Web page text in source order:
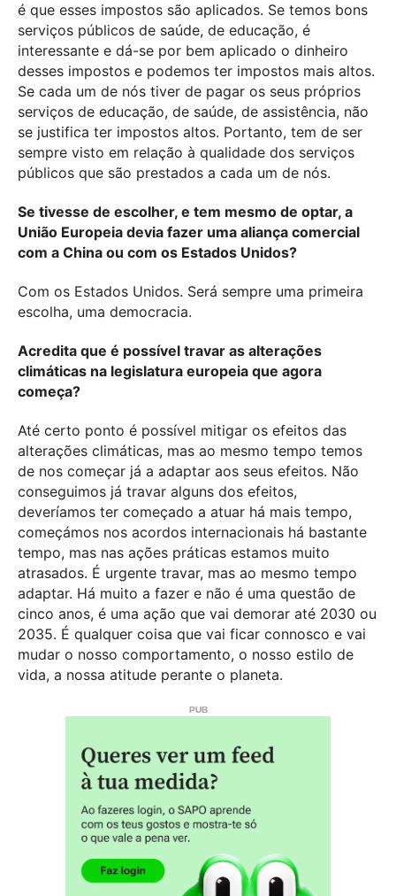
é que esses impostos são aplicados. Se temos bons
serviços públicos de saúde, de educação, é
interessante e dá-se por bem aplicado o dinheiro
desses impostos e podemos ter impostos mais altos.
Se cada um de nós tiver de pagar os seus próprios
serviços de educação, de saúde, de assistência, não
se justifica ter impostos altos. Portanto, tem de ser
sempre visto em relação à qualidade dos serviços
públicos que são prestados a cada um de nós.
Se tivesse de escolher, e tem mesmo de optar, a
União Europeia devia fazer uma aliança comercial
com a China ou com os Estados Unidos?
Com os Estados Unidos. Será sempre uma primeira
escolha, uma democracia.
Acredita que é possível travar as alterações
climáticas na legislatura europeia que agora
começa?
Até certo ponto é possível mitigar os efeitos das
alterações climáticas, mas ao mesmo tempo temos
de nos começar já a adaptar aos seus efeitos. Não
conseguimos já travar alguns dos efeitos,
deveríamos ter começado a atuar há mais tempo,
começámos nos acordos internacionais há bastante
tempo, mas nas ações práticas estamos muito
atrasados. É urgente travar, mas ao mesmo tempo
adaptar. Há muito a fazer e não é uma questão de
cinco anos, é uma ação que vai demorar até 2030 ou
2035. É qualquer coisa que vai ficar connosco e vai
mudar o nosso comportamento, o nosso estilo de
vida, a nossa atitude perante o planeta.